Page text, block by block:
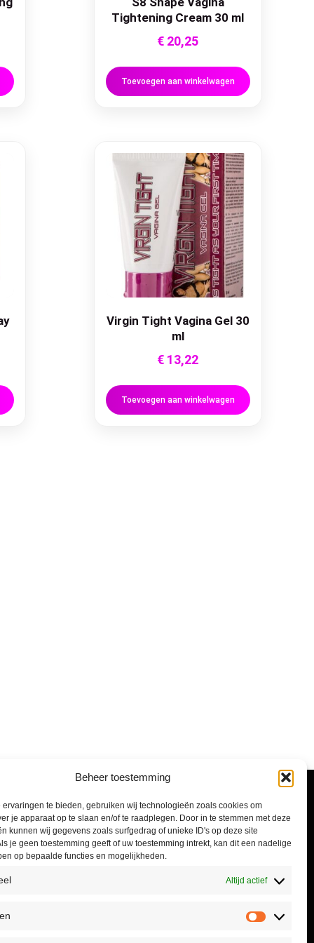
Beheer toestemming
ervaringen te bieden, gebruiken wij technologieën zoals cookies om
je apparaat op te slaan en/of te raadplegen. Door in te stemmen met deze
kunnen wij gegevens zoals surfgedrag of unieke ID's op deze site
je geen toestemming geeft of uw toestemming intrekt, kan dit een nadelige
op bepaalde functies en mogelijkheden.
Altijd actief
Tightening Cream 30 ml
€ 20,25
Toevoegen aan winkelwagen
Virgin Tight Vagina Gel 30
ml
€ 13,22
Toevoegen aan winkelwagen
Informatie
Algemene voorwaarden
Privacyverklaring